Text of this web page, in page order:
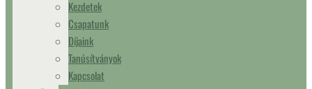
Kezdetek
Csapatunk
Díjaink
Tanúsítványok
Kapcsolat